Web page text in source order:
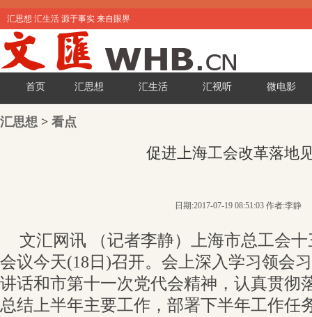
汇思想 汇生活 源于事实 来自眼界
首页 汇思想 汇生活 汇视听 微电影
汇思想 > 看点
促进上海工会改革落地
日期:2017-07-19 08:51:03 作者:李静
文汇网讯 （记者李静）上海市总工会
会议今天(18日)召开。会上深入学习领会
讲话和市第十一次党代会精神，认真贯彻
总结上半年主要工作，部署下半年工作任